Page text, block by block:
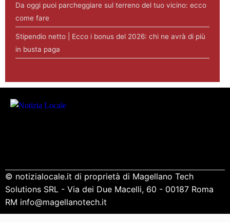
Da oggi puoi parcheggiare sul terreno del tuo vicino: ecco
come fare
Stipendio netto | Ecco i bonus del 2026: chi ne avrà di più
in busta paga
© notizialocale.it di proprietà di Magellano Tech
Solutions SRL - Via dei Due Macelli, 60 - 00187 Roma
RM info@magellanotech.it